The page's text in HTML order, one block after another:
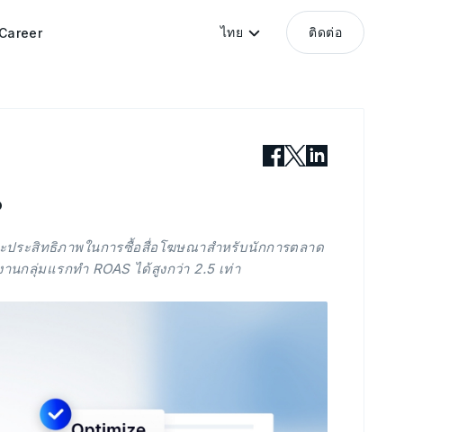
Career ไทย ติดต่อ
ประสิทธิภาพในการซื้อสื่อโฆษณาสำหรับนักการตลาด
กลุ่มแรกทำ ROAS ได้สูงกว่า 2.5 เท่า